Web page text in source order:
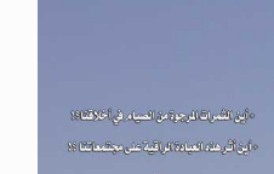
الجماعة >> المزيد
الجماعة >> المزيد